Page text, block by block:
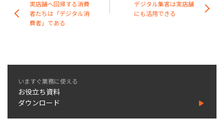
実店舗へ回帰する消費
者たちは「デジタル消
費者」である
デジタル集客は実店舗
にも活用できる
いますぐ業務に使える
お役立ち資料
ダウンロード